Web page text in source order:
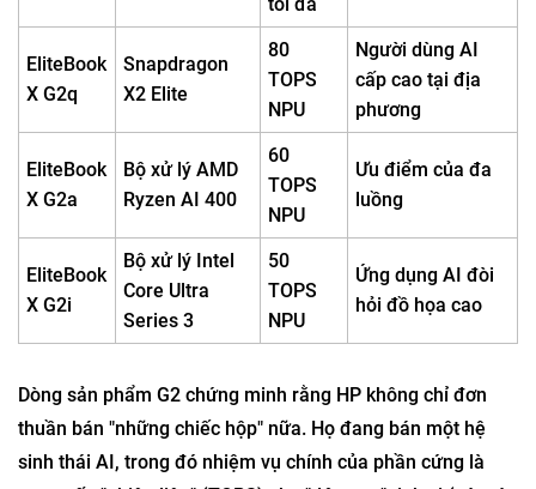
So sánh nhanh: Lựa chọn công cụ AI
Người
mẫu
Bộ xử lý
Hiệu
suất AI
tối đa
Đối tượng mục
tiêu
EliteBook
X G2q
Snapdragon
X2 Elite
80
TOPS
NPU
cấp cao tại địa
phương
X G2a
Ryzen AI 400
TOPS
NPU
luồng
Bộ xử lý Intel
50
Ứng dụng AI đòi